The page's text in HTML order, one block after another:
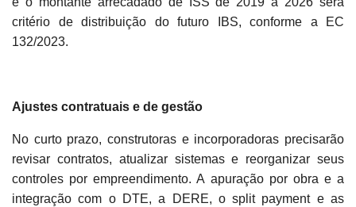
critério de distribuição do futuro IBS, conforme a EC
132/2023.
Ajustes contratuais e de gestão
No curto prazo, construtoras e incorporadoras precisarão
revisar contratos, atualizar sistemas e reorganizar seus
controles por empreendimento. A apuração por obra e a
integração com o DTE, a DERE, o split payment e as